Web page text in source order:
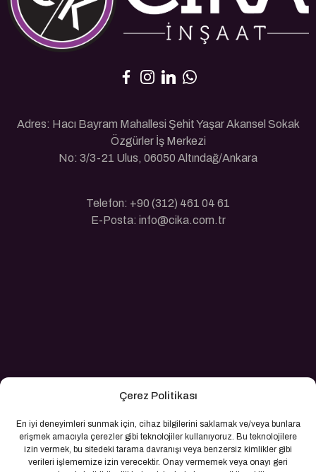
Çerez Politikası
En iyi deneyimleri sunmak için, cihaz bilgilerini saklamak ve/veya bunlara
erişmek amacıyla çerezler gibi teknolojiler kullanıyoruz. Bu teknolojilere
izin vermek, bu sitedeki tarama davranışı veya benzersiz kimlikler gibi
verileri işlememize izin verecektir. Onay vermemek veya onayı geri
Adres: Hacı Bayram Mahallesi Şehit Yaşar Akansel Sokak
Özgürler İş Merkezi
No: 3/3-21 Ulus, 06050 Altındağ/Ankara
Telefon: +90 (312) 461 04 61
E-Posta: info@cika.com.tr